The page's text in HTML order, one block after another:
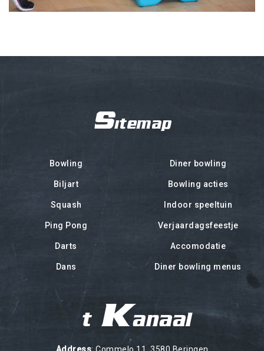
Sitemap
Bowling
Biljart
Squash
Ping Pong
Darts
Dans
Diner bowling
Bowling acties
Indoor speeltuin
Verjaardagsfeestje
Accomodatie
Diner bowling menus
't Kanaal